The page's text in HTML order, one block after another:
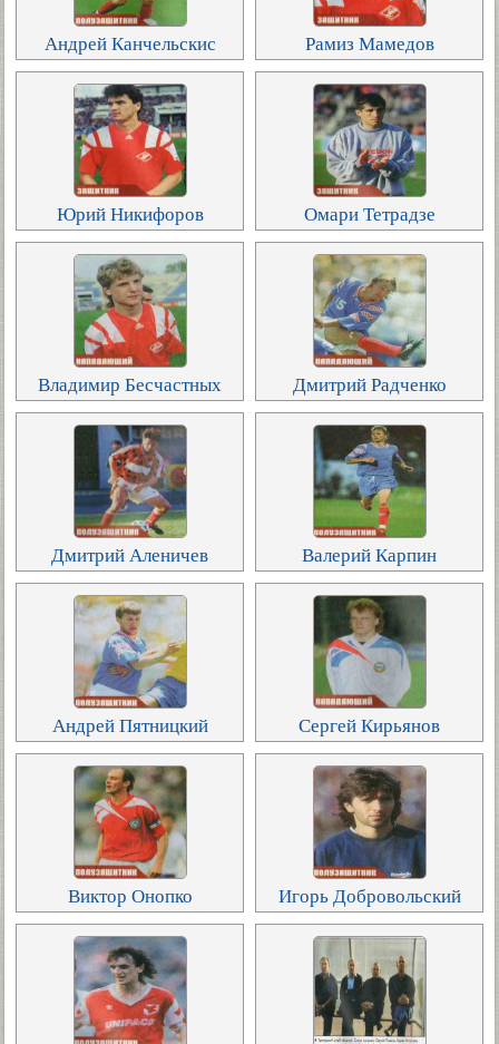
Андрей Канчельскис Рамиз Мамедов
Юрий Никифоров Омари Тетрадзе
Владимир Бесчастных Дмитрий Радченко
Дмитрий Аленичев Валерий Карпин
Андрей Пятницкий Сергей Кирьянов
Виктор Онопко Игорь Добровольский